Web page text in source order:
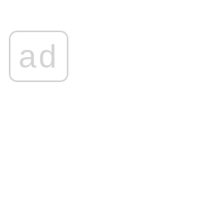
ad